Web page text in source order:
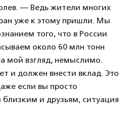
— Ведь жители многих
уже к этому пришли. Мы
того, что в России
около 60 млн тонн
мой взгляд, немыслимо.
и должен внести вклад. Это
если вы просто
близким и друзьям, ситуация